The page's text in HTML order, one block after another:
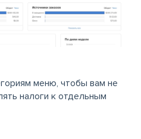
меню, чтобы вам не
налоги к отдельным